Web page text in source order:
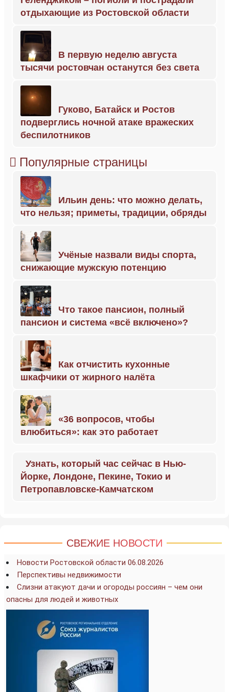
отдыхающие из Ростовской области
В первую неделю августа
тысячи ростовчан останутся без света
Гуково, Батайск и Ростов
подверглись ночной атаке вражеских
беспилотников
Популярные страницы
Ильин день: что можно делать,
что нельзя; приметы, традиции, обряды
Учёные назвали виды спорта,
снижающие мужскую потенцию
Что такое пансион, полный
пансион и система «всё включено»?
Как отчистить кухонные
шкафчики от жирного налёта
«36 вопросов, чтобы
влюбиться»: как это работает
Узнать, который час сейчас в Нью-
Йорке, Лондоне, Пекине, Токио и
Петропавловске-Камчатском
СВЕЖИЕ НОВОСТИ
Новости Ростовской области 06.08.2026
Перспективы недвижимости
Слизни атакуют дачи и огороды россиян – чем они
опасны для людей и животных